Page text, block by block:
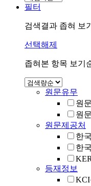
필터
검색결과 좁혀 보기
선택해제
좁혀본 항목 보기
원문유무
원
원
원문제공처
한
한
등재정보
KCI